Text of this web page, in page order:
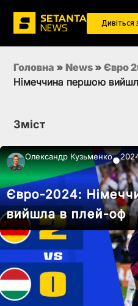
Дивіться
Головна » News » Євро
Німеччина першою
Зміст
Олександр Кузьменко●
Євро-2024:
вийшла в плей-оф